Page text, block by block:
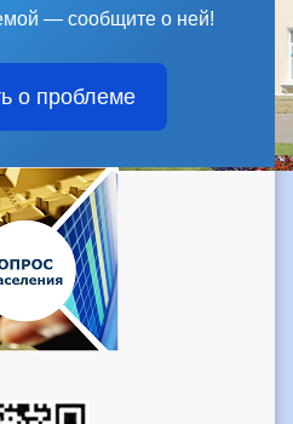
— сообщите о ней!
о проблеме